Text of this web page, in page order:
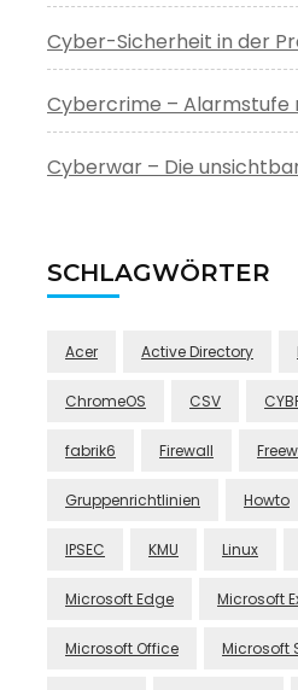
Cyber-Sicherheit in der
Cybercrime – Alarmstufe
Cyberwar – Die
SCHLAGWÖRTER
Acer Active Directory
ChromeOS CSV
fabrik6 Firewall
Gruppenrichtlinien Howto
IPSEC KMU Linux
Microsoft Edge Microsoft
Microsoft Office Microsoft